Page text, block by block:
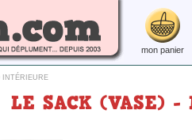
mon panier
INTÉRIEURE
LE SACK (VASE) -